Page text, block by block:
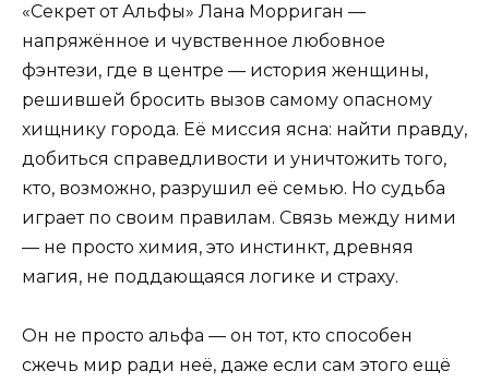
«Секрет от Альфы» Лана Морриган —
напряжённое и чувственное любовное
фэнтези, где в центре — история женщины,
решившей бросить вызов самому опасному
хищнику города. Её миссия ясна: найти правду,
добиться справедливости и уничтожить того,
кто, возможно, разрушил её семью. Но судьба
играет по своим правилам. Связь между ними
— не просто химия, это инстинкт, древняя
магия, не поддающаяся логике и страху.
Он не просто альфа — он тот, кто способен
сжечь мир ради неё, даже если сам этого ещё